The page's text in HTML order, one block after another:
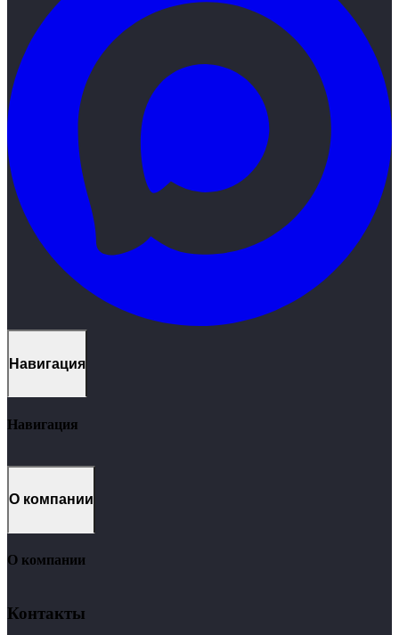
Навигация
Навигация
Продукты
О компании
О компании
Стажировка
Контакты